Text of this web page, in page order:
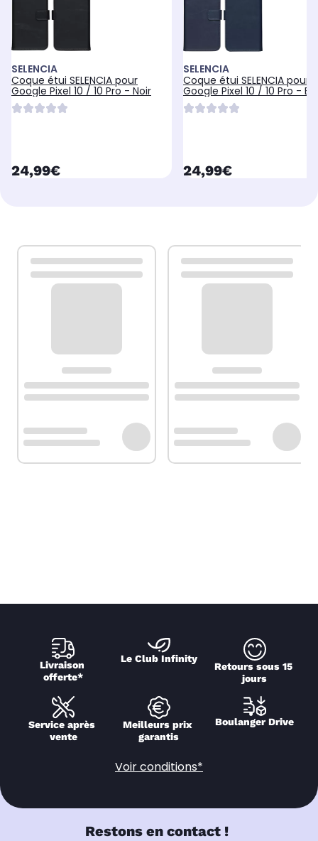
SELENCIA
Coque étui SELENCIA pour
Google Pixel 10 / 10 Pro - Noir
currentPrice
24,99€
SELENCIA
Coque étui SELENCIA pour
Google Pixel 10 / 10 Pro -
currentPrice
24,99€
Livraison
offerte*
Le Club Infinity
Retours sous 15
jours
Service après
vente
Meilleurs prix
garantis
Boulanger Drive
Voir conditions*
Restons en contact !